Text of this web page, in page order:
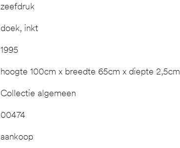
zeefdruk
doek, inkt
1995
hoogte 100cm x breedte 65cm x diepte 2,5cm
Collectie algemeen
00474
aankoop